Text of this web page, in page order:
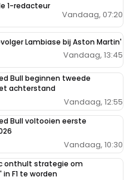
1-redacteur
Vandaag, 07:20
Lambiase bij Aston Martin'
Vandaag, 13:45
Bull beginnen tweede
achterstand
Vandaag, 12:55
Bull voltooien eerste
Vandaag, 10:30
onthult strategie om
F1 te worden